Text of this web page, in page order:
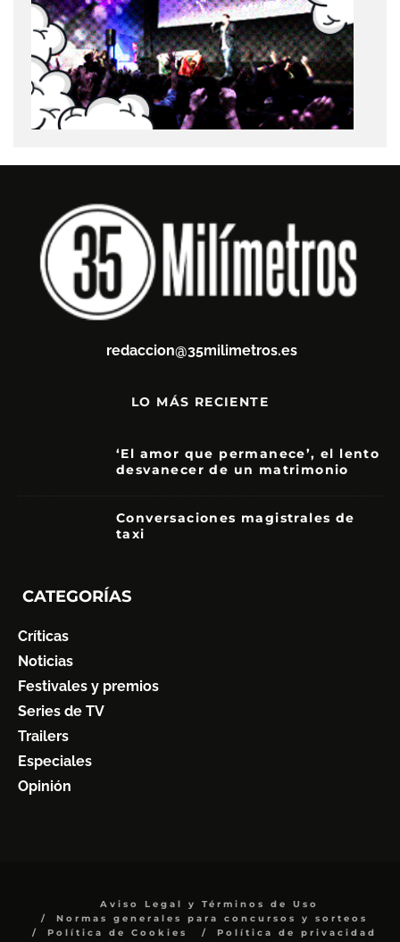
redaccion@35milimetros.es
LO MÁS RECIENTE
‘El amor que permanece’, el lento
desvanecer de un matrimonio
Conversaciones magistrales de
taxi
CATEGORÍAS
Críticas
Noticias
Festivales y premios
Series de TV
Trailers
Especiales
Opinión
Aviso Legal y Términos de Uso
Normas generales para concursos y sorteos
Política de Cookies
Política de privacidad